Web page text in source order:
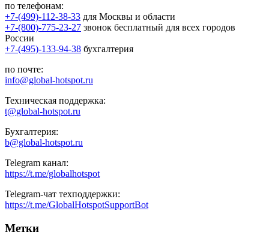
по телефонам:
+7-(499)-112-38-33 для Москвы и области
+7-(800)-775-23-27 звонок бесплатный для всех городов
России
+7-(495)-133-94-38 бухгалтерия
по почте:
info@global-hotspot.ru
Техническая поддержка:
t@global-hotspot.ru
Бухгалтерия:
b@global-hotspot.ru
Telegram канал:
https://t.me/globalhotspot
Telegram-чат техподдержки:
https://t.me/GlobalHotspotSupportBot
Метки